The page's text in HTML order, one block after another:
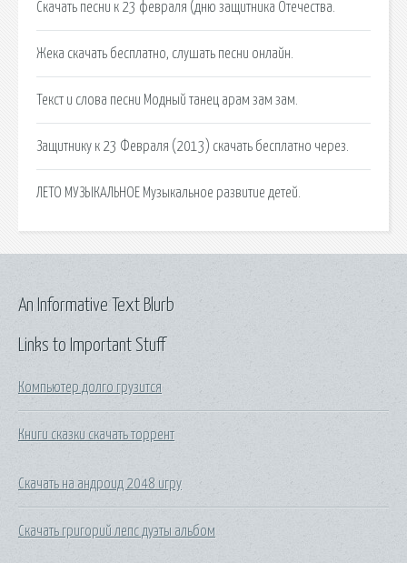
Скачать песни к 23 февраля (дню защитника Отечества.
Жека cкачать бесплатно, слушать песни онлайн.
Текст и слова песни Модный танец арам зам зам.
Защитнику к 23 Февраля (2013) скачать бесплатно через.
ЛЕТО МУЗЫКАЛЬНОЕ Музыкальное развитие детей.
Links to Important Stuff
Компьютер долго грузится
Книги сказки скачать торрент
Скачать на андроид 2048 игру
Скачать григорий лепс дуэты альбом
An Informative Text Blurb